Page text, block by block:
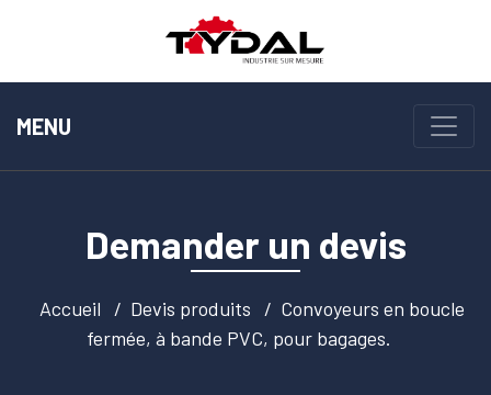
MENU
Demander un devis
Accueil Devis produits
Convoyeurs en boucle
fermée, à bande PVC, pour bagages.